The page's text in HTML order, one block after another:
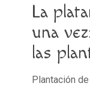
La
una
las
Plantación